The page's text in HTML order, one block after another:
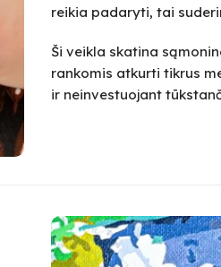
reikia padaryti, tai
Ši veikla skatina
rankomis atkurti tikrus
ir neinvestuojant